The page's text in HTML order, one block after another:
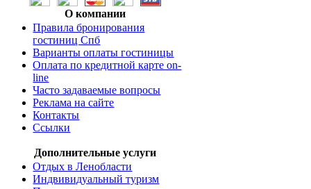
О компании
Правила бронирования
гостиниц Спб
Варианты оплаты гостиницы
Оплата по кредитной карте on-
line
Часто задаваемые вопросы
Реклама на сайте
Контакты
Ссылки
Дополнительные услуги
Отдых в Ленобласти
Индвивидуальный туризм